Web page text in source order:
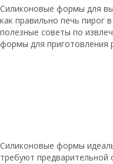
Силиконовые формы для
как правильно печь пирог
полезные советы по
формы для приготовления
Силиконовые формы
требуют предварительной